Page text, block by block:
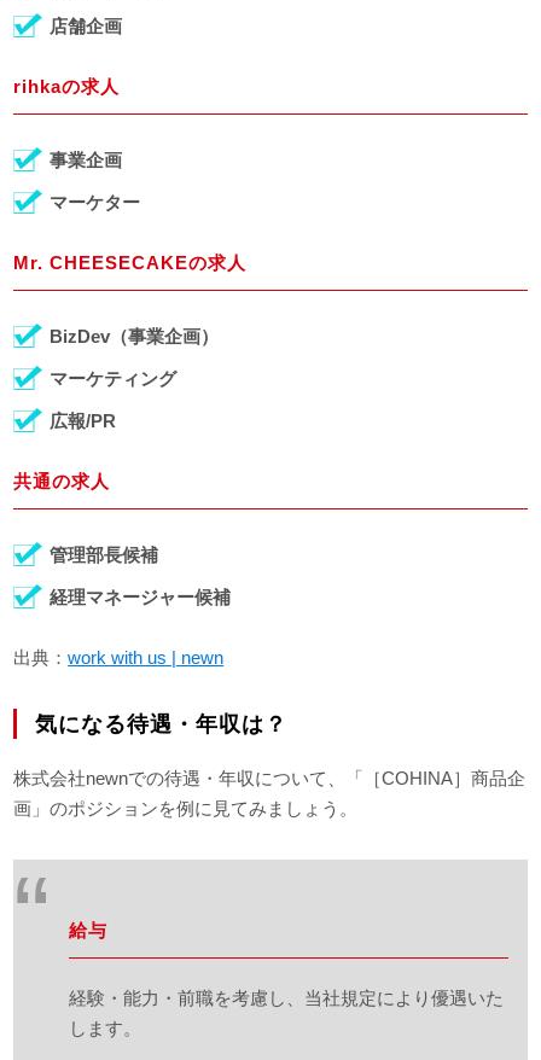
店舗企画
rihkaの求人
事業企画
マーケター
Mr. CHEESECAKEの求人
BizDev（事業企画）
マーケティング
広報/PR
共通の求人
管理部長候補
経理マネージャー候補
出典：work with us | newn
気になる待遇・年収は？
株式会社newnでの待遇・年収について、「［COHINA］商品企
画」のポジションを例に見てみましょう。
給与
経験・能力・前職を考慮し、当社規定により優遇いた
します。